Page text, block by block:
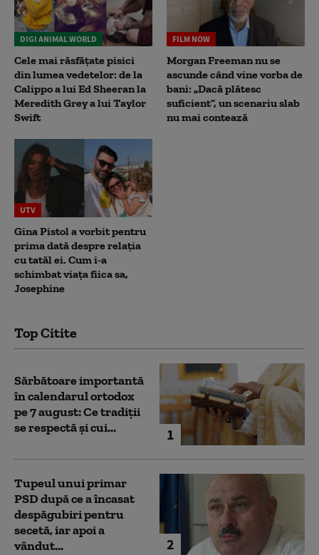
DIGI ANIMAL WORLD
Cele mai răsfățate pisici
din lumea vedetelor: de la
Calippo a lui Ed Sheeran la
Meredith Grey a lui Taylor
Swift
FILM NOW
Morgan Freeman nu se
ascunde când vine vorba de
bani: „Dacă plătesc
suficient”, un scenariu slab
nu mai contează
UTV
Gina Pistol a vorbit pentru
prima dată despre relația
cu tatăl ei. Cum i-a
schimbat viața fiica sa,
Josephine
Top Citite
1
Sărbătoare importantă
în calendarul ortodox
pe 7 august: Ce tradiții
se respectă și cui...
2
Tupeul unui primar
PSD după ce a încasat
despăgubiri pentru
secetă, iar apoi a
vândut...